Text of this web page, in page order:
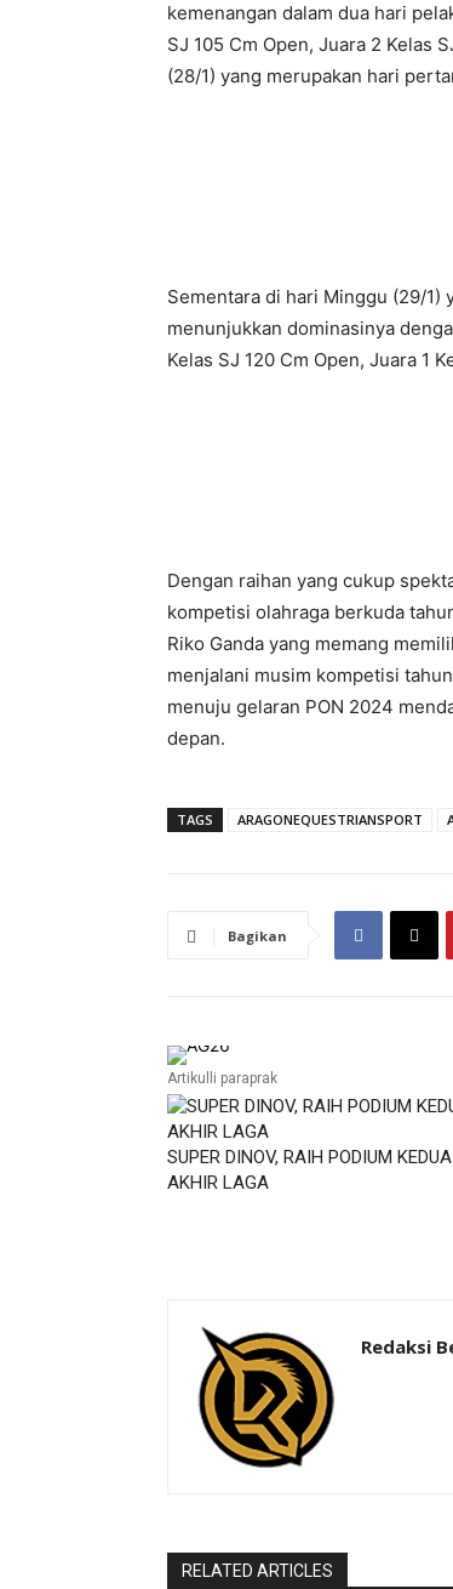
kemenangan dalam dua hari
SJ 105 Cm Open, Juara 2 Kelas
(28/1) yang merupakan hari
Sementara di hari Minggu (29/1)
menunjukkan dominasinya
Kelas SJ 120 Cm Open, Juara 1
Dengan raihan yang cukup
kompetisi olahraga berkuda
Riko Ganda yang memang
menjalani musim kompetisi
menuju gelaran PON 2024
depan.
TAGS ARAGONEQUESTRIANSPORT
Bagikan
Artikulli paraprak
SUPER DINOV, RAIH PODIUM
AKHIR LAGA
Redaksi
RELATED ARTICLES